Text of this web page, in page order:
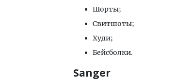
Шорты;
Свитшоты;
Худи;
Бейсболки.
Sanger